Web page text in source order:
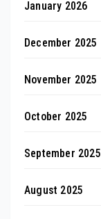
January 2026
December 2025
November 2025
October 2025
September 2025
August 2025